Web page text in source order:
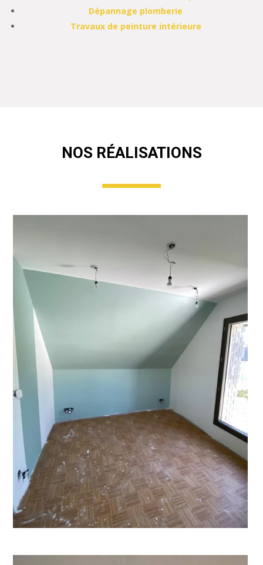
Dépannage plomberie
Travaux de peinture intérieure
NOS RÉALISATIONS